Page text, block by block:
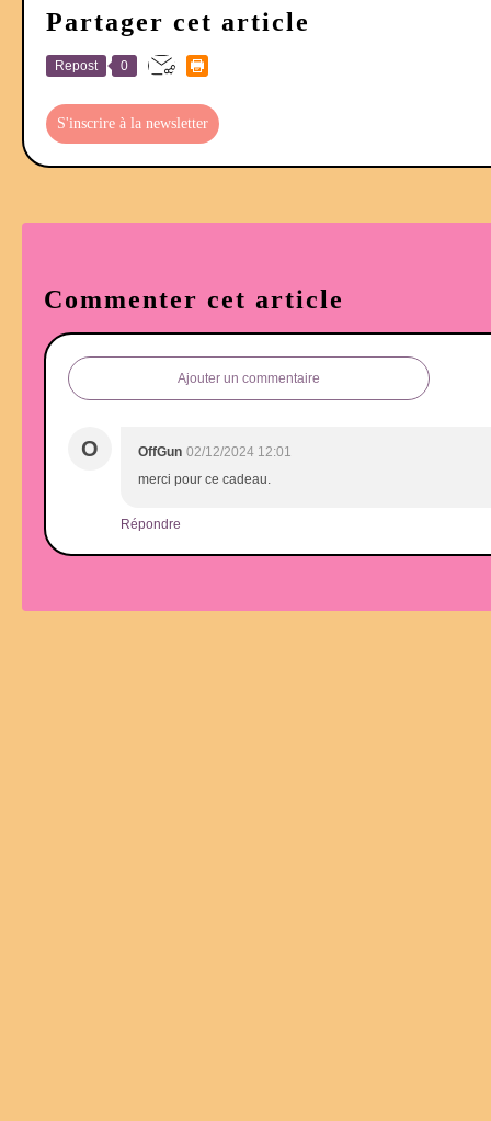
Partager cet article
Repost 0
S'inscrire à la newsletter
Commenter cet article
Ajouter un commentaire
O OffGun 02/12/2024 12:01
merci pour ce cadeau.
Répondre